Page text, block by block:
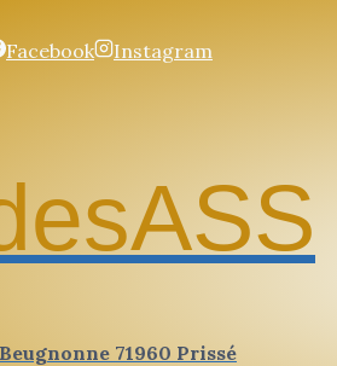
Facebook Instagram
71960 Prissé